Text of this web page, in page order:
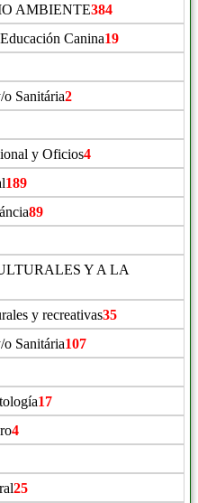
AMBIENTE384
Canina19
Sanitária2
y Oficios4
189
89
Y A LA
y recreativas35
Sanitária107
17
4
25